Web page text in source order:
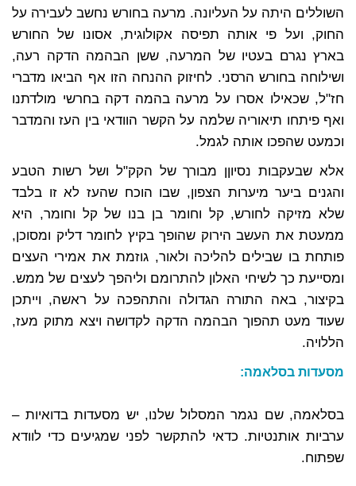
השוללים היתה על העליונה. מרעה בחורש נחשב לעבירה על
החוק, ועל פי אותה תפיסה אקולוגית, אסונו של החורש
בארץ נגרם בעטיו של המרעה, ששן הבהמה הדקה רעה,
ושילוחה בחורש הרסני. לחיזוק ההנחה הזו אף הביאו מדברי
חז"ל, שכאילו אסרו על מרעה בהמה דקה בחרשי מולדתנו
ואף פיתחו תיאוריה שלמה על הקשר הוודאי בין העז והמדבר
וכמעט שהפכו אותה לגמל.
אלא שבעקבות נסיוןן מבורך של הקק"ל ושל רשות הטבע
והגנים ביער מיערות הצפון, שבו הוכח שהעז לא זו בלבד
שלא מזיקה לחורש, קל וחומר בן בנו של קל וחומר, היא
ממעטת את העשב הירוק שהופך בקיץ לחומר דליק ומסוכן,
פותחת בו שבילים להליכה ולאור, גוזמת את אמירי העצים
ומסייעת כך לשיחי האלון להתרומם וליהפך לעצים של ממש.
בקיצור, באה התורה הגדולה והתהפכה על ראשה, וייתכן
שעוד מעט תהפוך הבהמה הדקה לקדושה ויצא מתוק מעז,
הללויה.
מסעדות בסלאמה:
בסלאמה, שם נגמר המסלול שלנו, יש מסעדות בדואיות –
ערביות אותנטיות. כדאי להתקשר לפני שמגיעים כדי לוודא
שפתוח.